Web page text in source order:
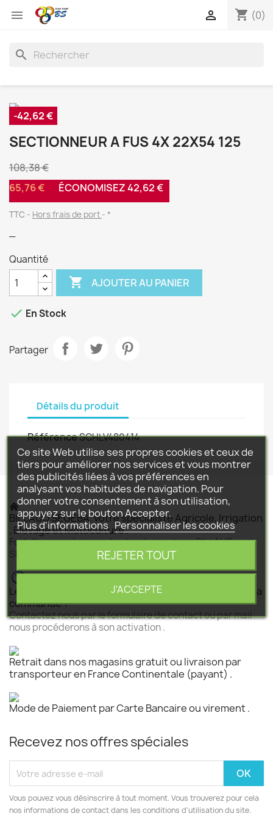
 shopping_cart (0)

search
-42,62 €
SECTIONNEUR A FUS 4X 22X54 125
108,38 €
65,76 €
ÉCONOMISEZ 42,62 €
TTC Hors frais de port *
Quantité
 AJOUTER AU PANIER
 En Stock
Partager
Détails du produit
RéférenceSCHLV480414
BILLAUD SEGEBA, votre spécialiste Agricole, Irrigation
, Elevage et Motoculture .
Fort d'une expérience de plus de vingt ans BILLAUD
SEGEBA vous accompagne dans tous vos projets .
Le produit est disponible mais n 'est pas activé pour la
commande ?
Contactez nous par le formulaire de contact ou par mail
nous procéderons à son activation .
Retrait dans nos magasins gratuit ou livraison par
transporteur en France Continentale (payant) .
Mode de Paiement par Carte Bancaire ou virement .
Recevez nos offres spéciales
Vous pouvez vous désinscrire à tout moment. Vous trouverez pour cela
nos informations de contact dans les conditions d'utilisation du site.
Ce site Web utilise ses propres cookies et ceux de
tiers pour améliorer nos services et vous montrer
des publicités liées à vos préférences en
analysant vos habitudes de navigation. Pour
donner votre consentement à son utilisation,
appuyez sur le bouton Accepter.
Plus d'informations Personnaliser les cookies
REJETER TOUT
J'ACCEPTE